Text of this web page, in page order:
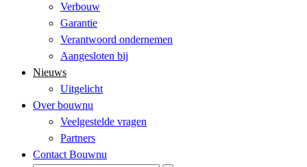
Verbouw
Garantie
Verantwoord ondernemen
Aangesloten bij
Nieuws
Uitgelicht
Over bouwnu
Veelgestelde vragen
Partners
Contact Bouwnu